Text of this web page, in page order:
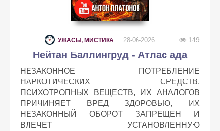
УЖАСЫ, МИСТИКА 28-06-2026 149
Нейтан Баллингруд - Атлас ада
НЕЗАКОННОЕ ПОТРЕБЛЕНИЕ
НАРКОТИЧЕСКИХ СРЕДСТВ,
ПСИХОТРОПНЫХ ВЕЩЕСТВ, ИХ АНАЛОГОВ
ПРИЧИНЯЕТ ВРЕД ЗДОРОВЬЮ, ИХ
НЕЗАКОННЫЙ ОБОРОТ ЗАПРЕЩЕН И
ВЛЕЧЕТ УСТАНОВЛЕННУЮ